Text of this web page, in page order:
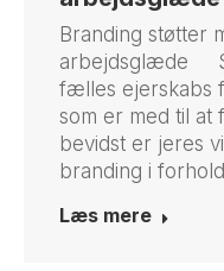
Branding støtter
arbejdsglæde
fælles ejerskabs
som er med til at
bevidst er jeres
branding i
Læs mere